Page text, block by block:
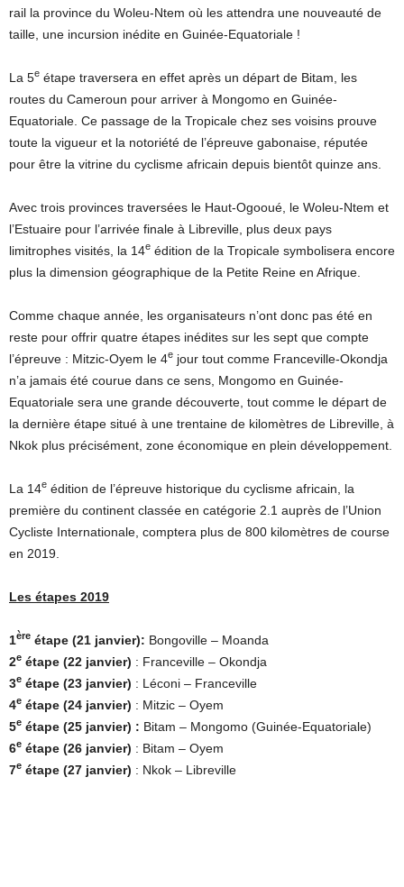
rail la province du Woleu-Ntem où les attendra une nouveauté de
taille, une incursion inédite en Guinée-Equatoriale !
La 5e étape traversera en effet après un départ de Bitam, les
routes du Cameroun pour arriver à Mongomo en Guinée-
Equatoriale. Ce passage de la Tropicale chez ses voisins prouve
toute la vigueur et la notoriété de l’épreuve gabonaise, réputée
pour être la vitrine du cyclisme africain depuis bientôt quinze ans.
Avec trois provinces traversées le Haut-Ogooué, le Woleu-Ntem et
l’Estuaire pour l’arrivée finale à Libreville, plus deux pays
limitrophes visités, la 14e édition de la Tropicale symbolisera encore
plus la dimension géographique de la Petite Reine en Afrique.
Comme chaque année, les organisateurs n’ont donc pas été en
reste pour offrir quatre étapes inédites sur les sept que compte
l’épreuve : Mitzic-Oyem le 4e jour tout comme Franceville-Okondja
n’a jamais été courue dans ce sens, Mongomo en Guinée-
Equatoriale sera une grande découverte, tout comme le départ de
la dernière étape situé à une trentaine de kilomètres de Libreville, à
Nkok plus précisément, zone économique en plein développement.
La 14e édition de l’épreuve historique du cyclisme africain, la
première du continent classée en catégorie 2.1 auprès de l’Union
Cycliste Internationale, comptera plus de 800 kilomètres de course
en 2019.
Les étapes 2019
1ère étape (21 janvier): Bongoville – Moanda
2e étape (22 janvier) : Franceville – Okondja
3e étape (23 janvier) : Léconi – Franceville
4e étape (24 janvier) : Mitzic – Oyem
5e étape (25 janvier) : Bitam – Mongomo (Guinée-Equatoriale)
6e étape (26 janvier) : Bitam – Oyem
7e étape (27 janvier) : Nkok – Libreville